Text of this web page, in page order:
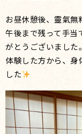
お昼休憩後、靈氣無
午後まで残って手当
がとうございました。
体験した方から、身
した